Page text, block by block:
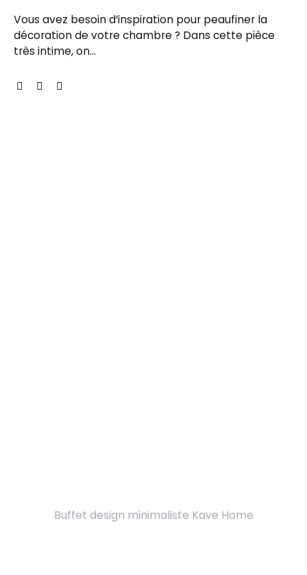
Vous avez besoin d’inspiration pour peaufiner la
décoration de votre chambre ? Dans cette pièce
très intime, on…
Buffet design minimaliste Kave Home